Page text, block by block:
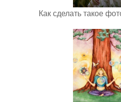
Как сделать такое